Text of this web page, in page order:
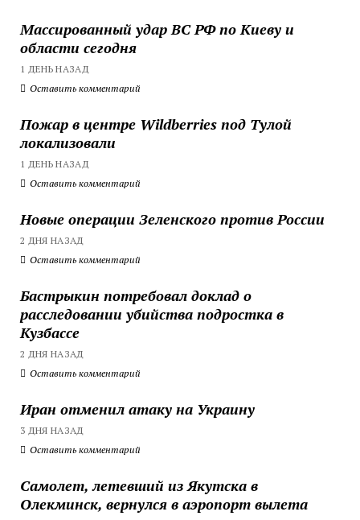
Массированный удар ВС РФ по Киеву и
области сегодня
1 ДЕНЬ НАЗАД
Оставить комментарий
Пожар в центре Wildberries под Тулой
локализовали
1 ДЕНЬ НАЗАД
Оставить комментарий
Новые операции Зеленского против России
2 ДНЯ НАЗАД
Оставить комментарий
Бастрыкин потребовал доклад о
расследовании убийства подростка в
Кузбассе
2 ДНЯ НАЗАД
Оставить комментарий
Иран отменил атаку на Украину
3 ДНЯ НАЗАД
Оставить комментарий
Самолет, летевший из Якутска в
Олекминск, вернулся в аэропорт вылета